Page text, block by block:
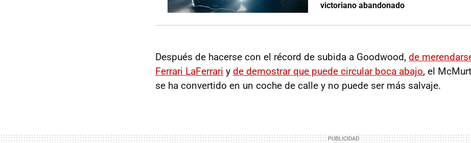
victoriano abandonado
Después de hacerse con el récord de subida a Goodwood, de
Ferrari LaFerrari y de demostrar que puede circular boca abajo, el
se ha convertido en un coche de calle y no puede ser más salvaje.